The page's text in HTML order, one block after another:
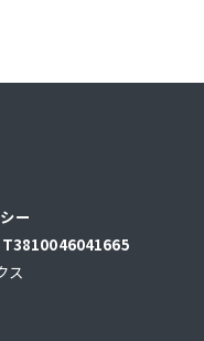
ー
T3810046041665
ス